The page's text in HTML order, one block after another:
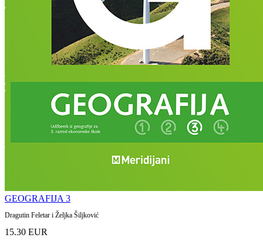
GEOGRAFIJA 3
Dragutin Feletar i Željka Šiljković
15.30 EUR